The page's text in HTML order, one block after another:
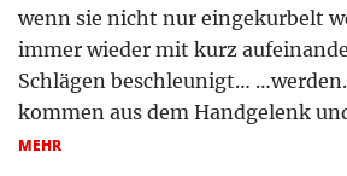
wenn sie nicht nur eingekurbelt
immer wieder mit kurz
Schlägen beschleunigt…
kommen aus dem Handgelenk
MEHR